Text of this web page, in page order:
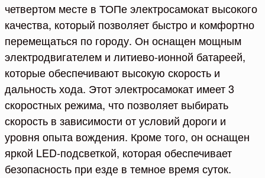
четвертом месте в ТОПе электросамокат высокого
качества, который позволяет быстро и комфортно
перемещаться по городу. Он оснащен мощным
электродвигателем и литиево-ионной батареей,
которые обеспечивают высокую скорость и
дальность хода. Этот электросамокат имеет 3
скоростных режима, что позволяет выбирать
скорость в зависимости от условий дороги и
уровня опыта вождения. Кроме того, он оснащен
яркой LED-подсветкой, которая обеспечивает
безопасность при езде в темное время суток.